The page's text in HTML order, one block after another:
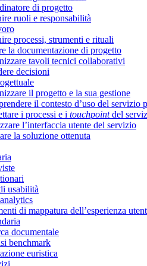
di progetto
ruoli e responsabilità
processi, strumenti e rituali
la documentazione di progetto
tavoli tecnici collaborativi
decisioni
il progetto e la sua gestione
il contesto d’uso del servizio
i processi e i touchpointdel
l’interfaccia utente del servizio
la soluzione ottenuta
usabilità
di mappatura dell’esperienza
documentale
benchmark
euristica